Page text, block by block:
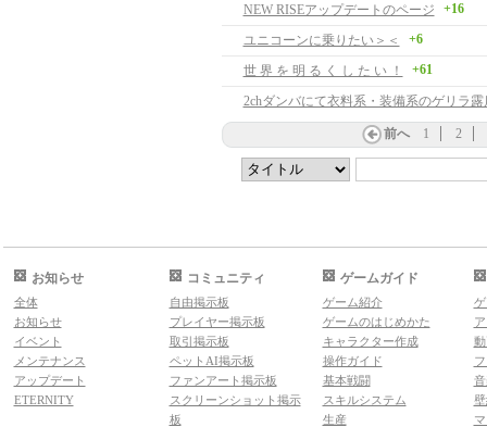
NEW RISEアップデートのページ +16
ユニコーンに乗りたい＞＜ +6
世 界 を 明 る く し た い ！ +61
2chダンバにて衣料系・装備系のゲリラ露
前へ 1 2
お知らせ
全体
お知らせ
イベント
メンテナンス
アップデート
ETERNITY
コミュニティ
自由掲示板
プレイヤー掲示板
取引掲示板
ペットAI掲示板
ファンアート掲示板
スクリーンショット掲示
板
ゲームガイド
ゲーム紹介
ゲームのはじめかた
キャラクター作成
操作ガイド
基本戦闘
スキルシステム
生産